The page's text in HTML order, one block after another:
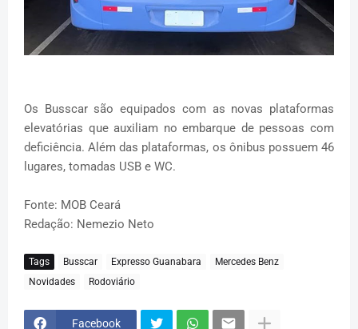
Os Busscar são equipados com as novas plataformas
elevatórias que auxiliam no embarque de pessoas com
deficiência. Além das plataformas, os ônibus possuem 46
lugares, tomadas USB e WC.
Fonte: MOB Ceará
Redação: Nemezio Neto
Tags Busscar Expresso Guanabara
Mercedes Benz
Novidades
Rodoviário
Facebook